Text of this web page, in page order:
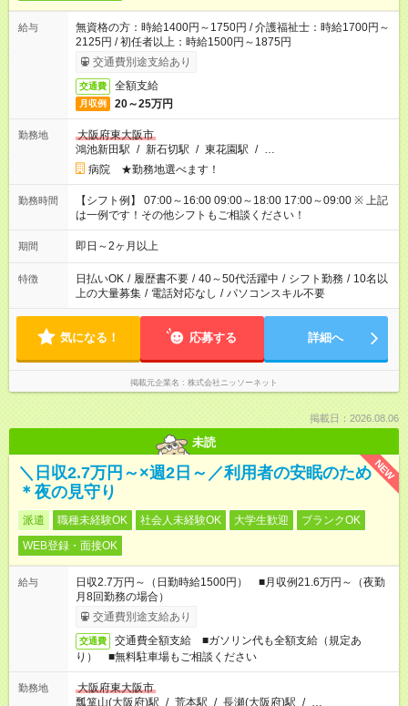
給与
無資格の方：時給1400円～1750円 / 介護福祉士：時給1700円～
2125円 / 初任者以上：時給1500円～1875円
交通費別途支給あり
交通費 全額支給
月収例 20～25万円
勤務地
大阪府東大阪市
鴻池新田駅 / 新石切駅 / 東花園駅 / …
病院 ★勤務地選べます！
勤務時間
【シフト例】 07:00～16:00 09:00～18:00 17:00～09:00 ※ 上記
は一例です！その他シフトもご相談ください！
期間 即日～2ヶ月以上
特徴 日払いOK / 履歴書不要 / 40～50代活躍中 / シフト勤務 / 10名以
上の大量募集 / 電話対応なし / パソコンスキル不要
気になる！ 応募する 詳細へ
掲載元企業名 株式会社ニッソーネット
掲載日：2026.08.06
未読
NEW
＼日収2.7万円～×週2日～／利用者の安眠のため
＊夜の見守り
派遣 職種未経験OK 社会人未経験OK 大学生歓迎
ブランクOK
WEB登録・面接OK
給与
日収2.7万円～（日勤時給1500円） ■月収例21.6万円～（夜勤
月8回勤務の場合）
交通費別途支給あり
交通費
交通費全額支給 ■ガソリン代も全額支給（規定あ
り） ■無料駐車場もご相談ください
勤務地
大阪府東大阪市
瓢箪山(大阪府)駅 / 荒本駅 / 長瀬(大阪府)駅 / …